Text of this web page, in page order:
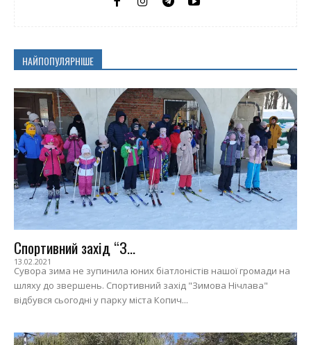
НАЙПОПУЛЯРНІШЕ
Спортивний захід “З...
13.02.2021
Сувора зима не зупинила юних біатлоністів нашої громади на
шляху до звершень. Спортивний захід "Зимова Нічлава"
відбувся сьогодні у парку міста Копич...